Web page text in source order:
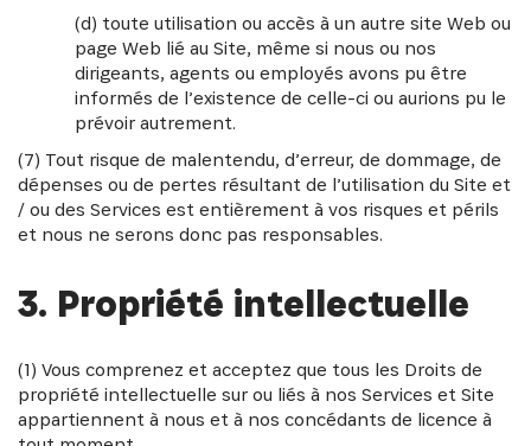
(d) toute utilisation ou accès à un autre site Web ou
page Web lié au Site, même si nous ou nos
dirigeants, agents ou employés avons pu être
informés de l’existence de celle-ci ou aurions pu le
prévoir autrement.
(7) Tout risque de malentendu, d’erreur, de dommage, de
dépenses ou de pertes résultant de l’utilisation du Site et
/ ou des Services est entièrement à vos risques et périls
et nous ne serons donc pas responsables.
3. Propriété intellectuelle
(1) Vous comprenez et acceptez que tous les Droits de
propriété intellectuelle sur ou liés à nos Services et Site
appartiennent à nous et à nos concédants de licence à